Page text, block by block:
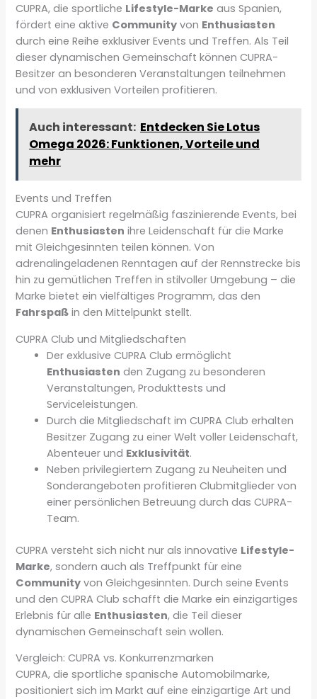
CUPRA, die sportliche Lifestyle-Marke aus Spanien,
fördert eine aktive Community von Enthusiasten
durch eine Reihe exklusiver Events und Treffen. Als Teil
dieser dynamischen Gemeinschaft können CUPRA-
Besitzer an besonderen Veranstaltungen teilnehmen
und von exklusiven Vorteilen profitieren.
Auch interessant: Entdecken Sie Lotus
Omega 2026: Funktionen, Vorteile und
mehr
Events und Treffen
CUPRA organisiert regelmäßig faszinierende Events, bei
denen Enthusiasten ihre Leidenschaft für die Marke
mit Gleichgesinnten teilen können. Von
adrenalingeladenen Renntagen auf der Rennstrecke bis
hin zu gemütlichen Treffen in stilvoller Umgebung – die
Marke bietet ein vielfältiges Programm, das den
Fahrspaß in den Mittelpunkt stellt.
CUPRA Club und Mitgliedschaften
Der exklusive CUPRA Club ermöglicht
Enthusiasten den Zugang zu besonderen
Veranstaltungen, Produkttests und
Serviceleistungen.
Durch die Mitgliedschaft im CUPRA Club erhalten
Besitzer Zugang zu einer Welt voller Leidenschaft,
Abenteuer und Exklusivität.
Neben privilegiertem Zugang zu Neuheiten und
Sonderangeboten profitieren Clubmitglieder von
einer persönlichen Betreuung durch das CUPRA-
Team.
CUPRA versteht sich nicht nur als innovative Lifestyle-
Marke, sondern auch als Treffpunkt für eine
Community von Gleichgesinnten. Durch seine Events
und den CUPRA Club schafft die Marke ein einzigartiges
Erlebnis für alle Enthusiasten, die Teil dieser
dynamischen Gemeinschaft sein wollen.
Vergleich: CUPRA vs. Konkurrenzmarken
CUPRA, die sportliche spanische Automobilmarke,
positioniert sich im Markt auf eine einzigartige Art und